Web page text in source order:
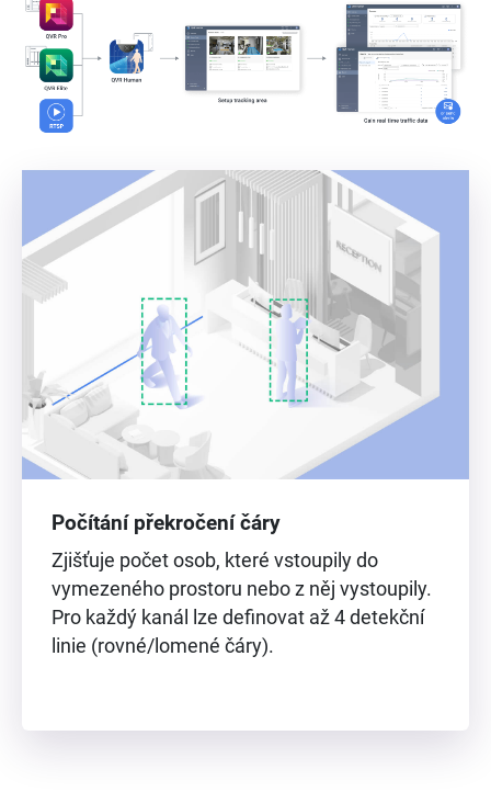
Počítání překročení čáry
Zjišťuje počet osob, které vstoupily do
vymezeného prostoru nebo z něj vystoupily.
Pro každý kanál lze definovat až 4 detekční
linie (rovné/lomené čáry).